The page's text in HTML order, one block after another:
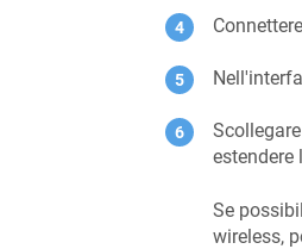
estendere
Se
wireless,